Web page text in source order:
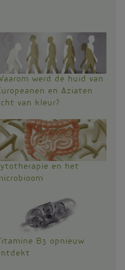
werd de huid van
en Aziaten
van kleur?
en het
B3 opnieuw